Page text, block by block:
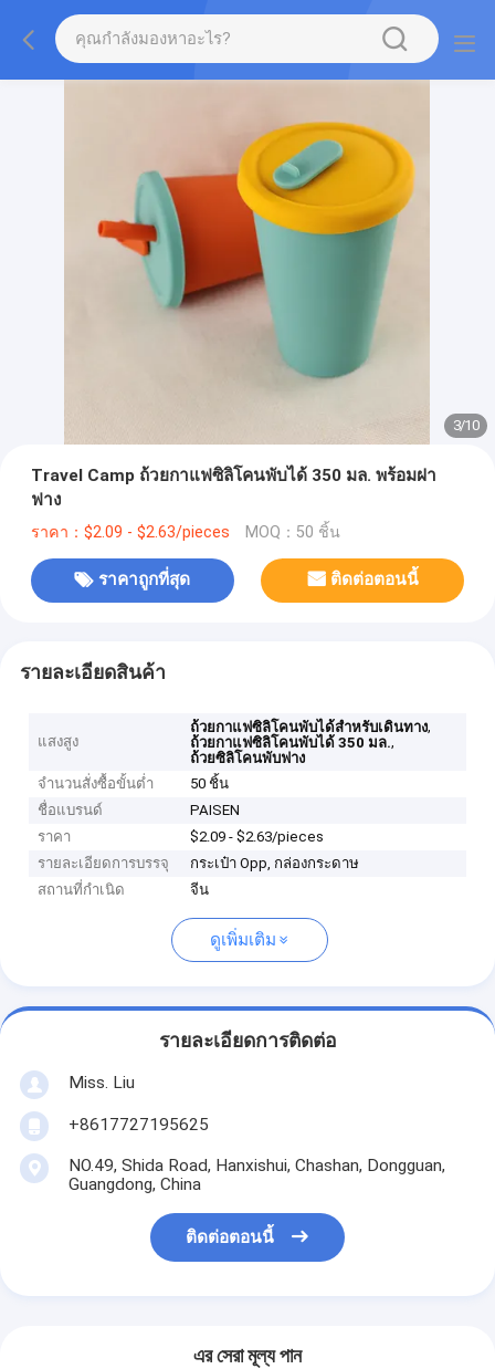
3/10
Travel Camp ถ้วยกาแฟซิลิโคนพับได้ 350 มล. พร้อมฝา
ฟาง
ราคา：$2.09 - $2.63/pieces MOQ：50 ชิ้น
ราคาถูกที่สุด ติดต่อตอนนี้
รายละเอียดสินค้า
แสงสูง
ถ้วยกาแฟซิลิโคนพับได้สำหรับเดินทาง,
ถ้วยกาแฟซิลิโคนพับได้ 350 มล.,
ถ้วยซิลิโคนพับฟาง
จำนวนสั่งซื้อขั้นต่ำ
50 ชิ้น
ชื่อแบรนด์
PAISEN
ราคา
$2.09 - $2.63/pieces
รายละเอียดการบรรจุ
กระเป๋า Opp, กล่องกระดาษ
สถานที่กำเนิด
จีน
ดูเพิ่มเติม
รายละเอียดการติดต่อ
Miss. Liu
+8617727195625
NO.49, Shida Road, Hanxishui, Chashan, Dongguan,
Guangdong, China
ติดต่อตอนนี้
এর সেরা মূল্য পান